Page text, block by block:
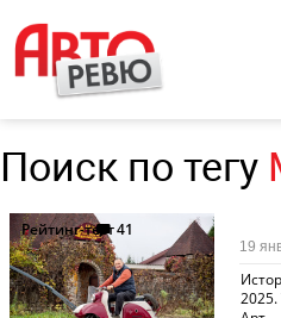
Поиск по тегу
Рейтинг-тест41
19